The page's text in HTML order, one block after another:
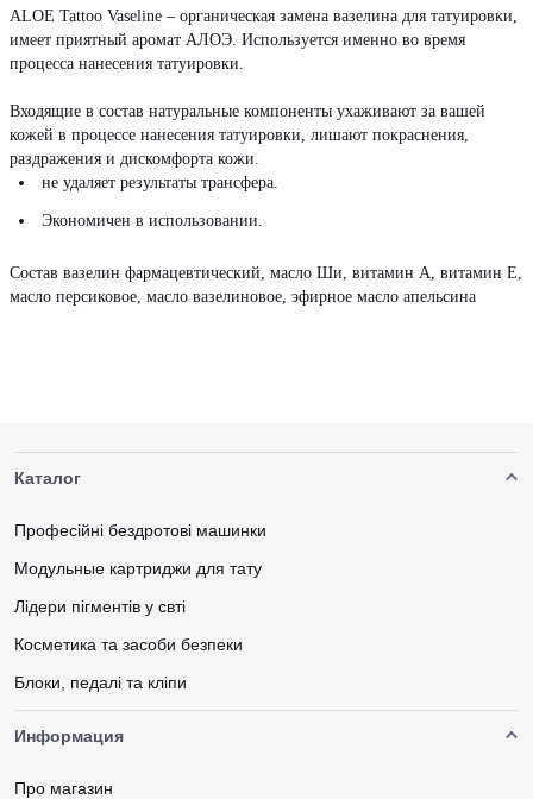
ALOE Tattoo Vaseline – органическая замена вазелина для татуировки,
имеет приятный аромат АЛОЭ. Используется именно во время
процесса нанесения татуировки.
Входящие в состав натуральные компоненты ухаживают за вашей
кожей в процессе нанесения татуировки, лишают покраснения,
раздражения и дискомфорта кожи.
не удаляет результаты трансфера.
Экономичен в использовании.
Состав вазелин фармацевтический, масло Ши, витамин А, витамин Е,
масло персиковое, масло вазелиновое, эфирное масло апельсина
Каталог
Професійні бездротові машинки
Модульные картриджи для тату
Лідери пігментів у свті
Косметика та засоби безпеки
Блоки, педалі та кліпи
Информация
Про магазин